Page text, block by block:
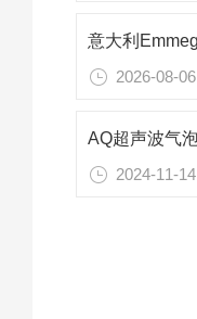
2026-08-06
2024-11-14